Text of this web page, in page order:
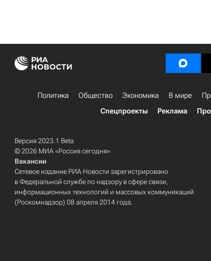
Политика Общество Экономика В мире
Спецпроекты
Реклама
Версия 2023.1 Beta
© 2026 МИА «Россия сегодня»
Вакансии
Сетевое издание РИА Новости зарегистрировано
в Федеральной службе по надзору в сфере связи,
информационных технологий и массовых коммуникаций
(Роскомнадзор) 08 апреля 2014 года.